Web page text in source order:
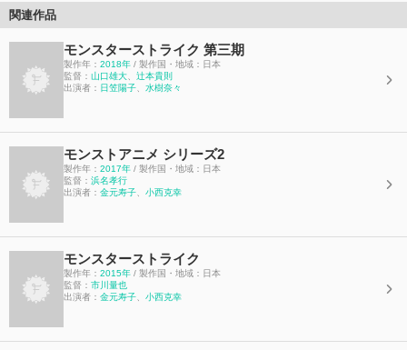
関連作品
モンスターストライク 第三期
製作年： 2018年 / 製作国・地域：日本
監督： 山口雄大
辻本貴則
出演者： 日笠陽子 水樹奈々
モンストアニメ シリーズ2
製作年： 2017年 / 製作国・地域：日本
監督： 浜名孝行
出演者： 金元寿子 小西克幸
モンスターストライク
製作年： 2015年 / 製作国・地域：日本
監督： 市川量也
出演者： 金元寿子 小西克幸